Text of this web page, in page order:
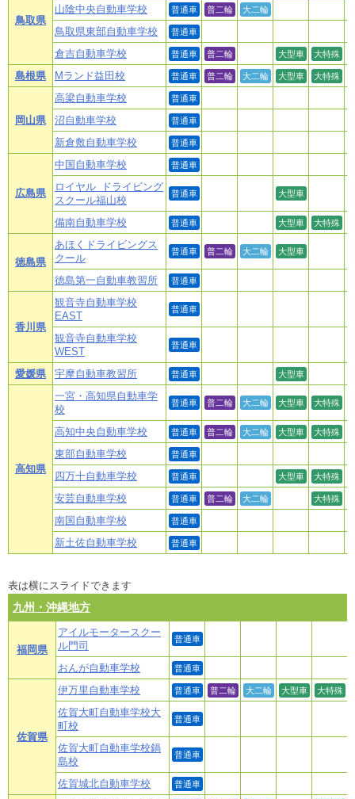
鳥取県
山陰中央自動車学校 普通車 普二輪 大二輪
鳥取県東部自動車学校 普通車
倉吉自動車学校 普通車 普二輪 大型車 大特殊
島根県 Mランド益田校 普通車 普二輪 大二輪 大型車 大特殊
岡山県
高梁自動車学校 普通車
沼自動車学校 普通車
新倉敷自動車学校 普通車
広島県
中国自動車学校 普通車
ロイヤル ドライビング
スクール福山校
普通車 大型車
備南自動車学校 普通車 大型車 大特殊
徳島県
あほくドライビングス
クール
普通車 普二輪 大二輪 大型車
徳島第一自動車教習所 普通車
香川県
観音寺自動車学校
EAST
普通車
観音寺自動車学校
WEST
普通車
愛媛県 宇摩自動車教習所 普通車 大型車
高知県
一宮・高知県自動車学
校
普通車 普二輪 大二輪 大型車 大特殊
高知中央自動車学校 普通車 普二輪 大二輪 大型車 大特殊
東部自動車学校 普通車
四万十自動車学校 普通車 大型車 大特殊
安芸自動車学校 普通車 普二輪 大二輪 大特殊
南国自動車学校 普通車
新土佐自動車学校 普通車
表は横にスライドできます
九州・沖縄地方
福岡県
アイルモータースクー
ル門司
普通車
おんが自動車学校 普通車
佐賀県
伊万里自動車学校 普通車 普二輪 大二輪 大型車 大特殊
佐賀大町自動車学校大
町校
普通車
佐賀大町自動車学校鍋
島校
普通車
佐賀城北自動車学校 普通車